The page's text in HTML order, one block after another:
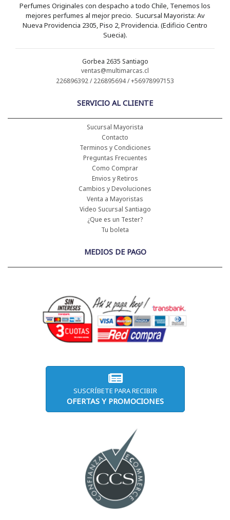
Perfumes Originales con despacho a todo Chile, Tenemos los
mejores perfumes al mejor precio. Sucursal Mayorista: Av
Nueva Providencia 2305, Piso 2, Providencia. (Edificio Centro
Suecia).
Gorbea 2635 Santiago
ventas@multimarcas.cl
226896392 / 226895694 / +56978997153
SERVICIO AL CLIENTE
Sucursal Mayorista
Contacto
Terminos y Condiciones
Preguntas Frecuentes
Como Comprar
Envios y Retiros
Cambios y Devoluciones
Venta a Mayoristas
Video Sucursal Santiago
¿Que es un Tester?
Tu boleta
MEDIOS DE PAGO
SUSCRÍBETE PARA RECIBIR
OFERTAS Y PROMOCIONES